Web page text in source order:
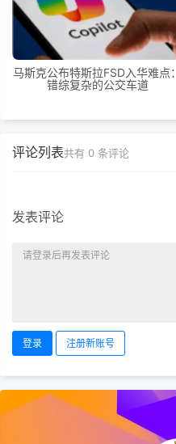
马斯克公布特斯拉FSD入华难点：
错综复杂的公交车道
评论列表共有 0 条评论
发表评论
登录 注册新账号